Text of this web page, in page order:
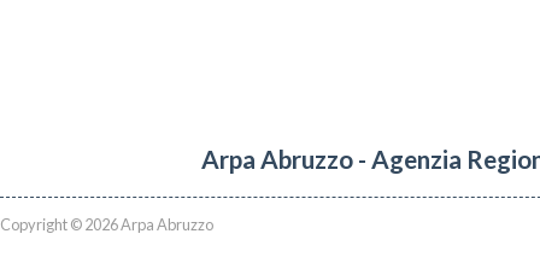
Arpa Abruzzo - Agenzia
Copyright © 2026 Arpa Abruzzo